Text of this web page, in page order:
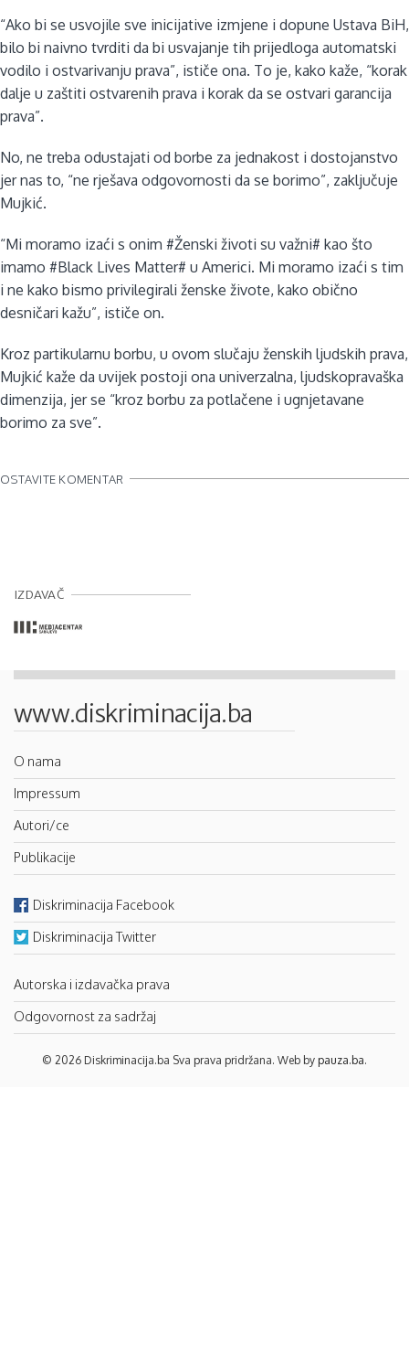
“Ako bi se usvojile sve inicijative izmjene i dopune Ustava BiH,
bilo bi naivno tvrditi da bi usvajanje tih prijedloga automatski
vodilo i ostvarivanju prava”, ističe ona. To je, kako kaže, “korak
dalje u zaštiti ostvarenih prava i korak da se ostvari garancija
prava”.
No, ne treba odustajati od borbe za jednakost i dostojanstvo
jer nas to, “ne rješava odgovornosti da se borimo”, zaključuje
Mujkić.
“Mi moramo izaći s onim #Ženski životi su važni# kao što
imamo #Black Lives Matter# u Americi. Mi moramo izaći s tim
i ne kako bismo privilegirali ženske živote, kako obično
desničari kažu”, ističe on.
Kroz partikularnu borbu, u ovom slučaju ženskih ljudskih prava,
Mujkić kaže da uvijek postoji ona univerzalna, ljudskopravaška
dimenzija, jer se “kroz borbu za potlačene i ugnjetavane
borimo za sve”.
OSTAVITE KOMENTAR
IZDAVAČ
www.diskriminacija.ba
O nama
Impressum
Autori/ce
Publikacije
Diskriminacija Facebook
Diskriminacija Twitter
Autorska i izdavačka prava
Odgovornost za sadržaj
© 2026 Diskriminacija.ba Sva prava pridržana. Web by pauza.ba.